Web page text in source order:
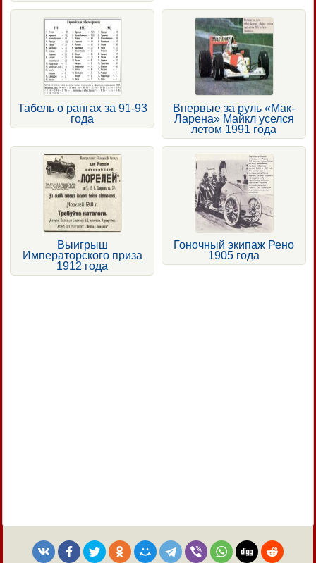
Табель о рангах за 91-93
года
Впервые за руль «Мак-
Ларена» Майкл уселся
летом 1991 года
Выигрыш
Императорского приза
1912 года
Гоночный экипаж Рено
1905 года